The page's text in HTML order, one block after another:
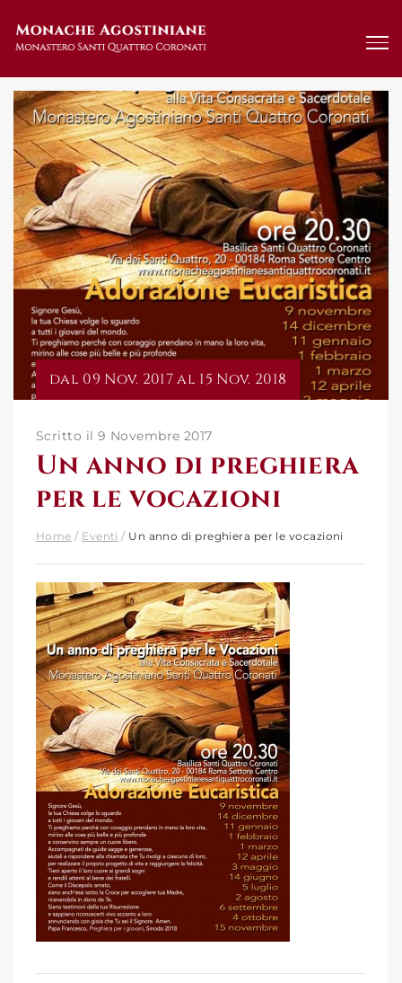
dal 09 Nov. 2017 al 15 Nov. 2018
Scritto il 9 Novembre 2017
Un anno di preghiera
per le vocazioni
Home / Eventi / Un anno di preghiera per le vocazioni